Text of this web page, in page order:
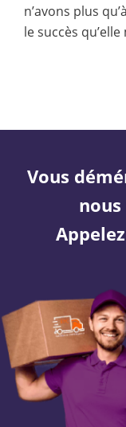
n’avons plus
le succès
Vous